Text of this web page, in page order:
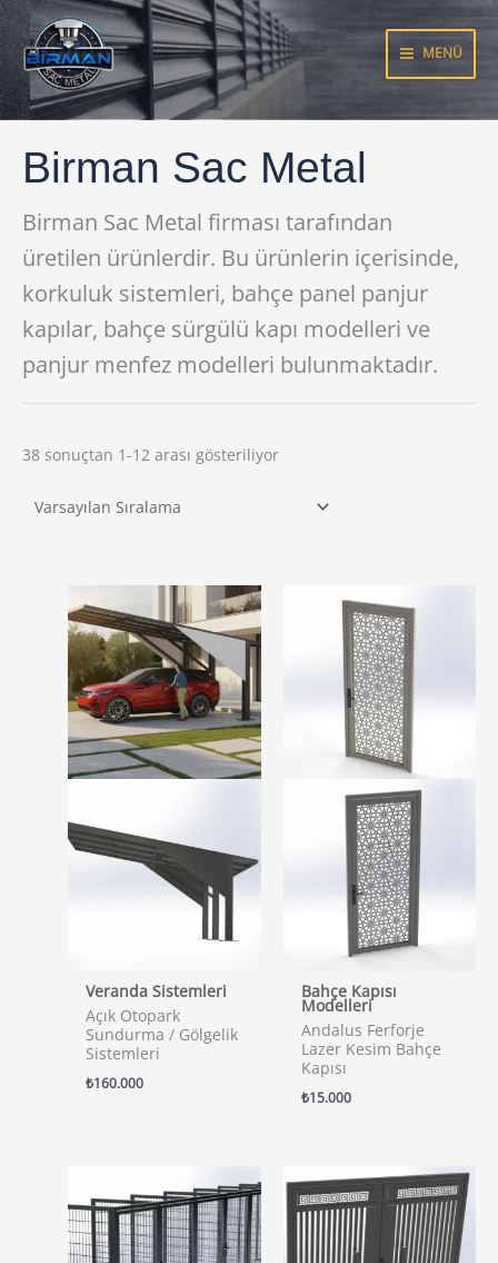
İçeriğe
atla
MENÜ
Birman Sac Metal
Birman Sac Metal firması tarafından
üretilen ürünlerdir. Bu ürünlerin içerisinde,
korkuluk sistemleri, bahçe panel panjur
kapılar, bahçe sürgülü kapı modelleri ve
panjur menfez modelleri bulunmaktadır.
38 sonuçtan 1-12 arası gösteriliyor
Veranda Sistemleri
Açık Otopark
Sundurma / Gölgelik
Sistemleri
₺160.000
Bahçe Kapısı
Modelleri
Andalus Ferforje
Lazer Kesim Bahçe
Kapısı
₺15.000